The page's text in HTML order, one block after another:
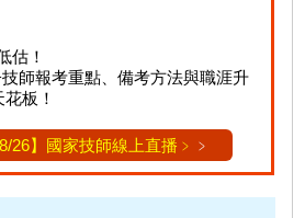
估！
師報考重點、備考方法與職涯升
板！
8/26】國家技師線上直播﹥ ﹥